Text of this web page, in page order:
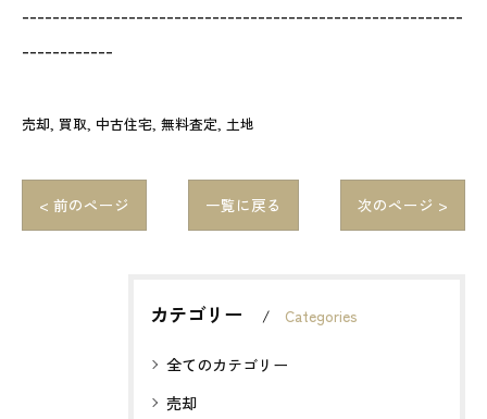
----------------------------------------------------------
------------
売却 買取 中古住宅 無料査定 土地
< 前のページ 一覧に戻る 次のページ >
カテゴリー Categories
全てのカテゴリー
売却